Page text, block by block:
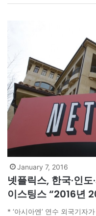
스탄 수도 이슬라마바드에
January 7, 2016
넷플릭스, 한국·인도
이스팅스 “2016년
* ‘아시아엔’ 연수 외국기자